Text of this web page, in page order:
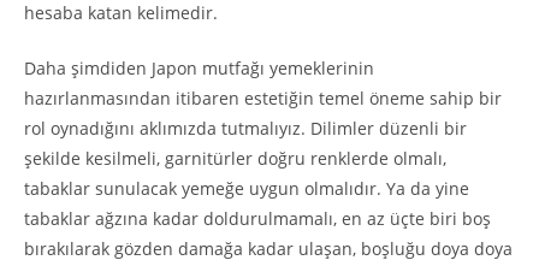
hesaba katan kelimedir.
Daha şimdiden Japon mutfağı yemeklerinin
hazırlanmasından itibaren estetiğin temel öneme sahip bir
rol oynadığını aklımızda tutmalıyız. Dilimler düzenli bir
şekilde kesilmeli, garnitürler doğru renklerde olmalı,
tabaklar sunulacak yemeğe uygun olmalıdır. Ya da yine
tabaklar ağzına kadar doldurulmamalı, en az üçte biri boş
bırakılarak gözden damağa kadar ulaşan, boşluğu doya doya